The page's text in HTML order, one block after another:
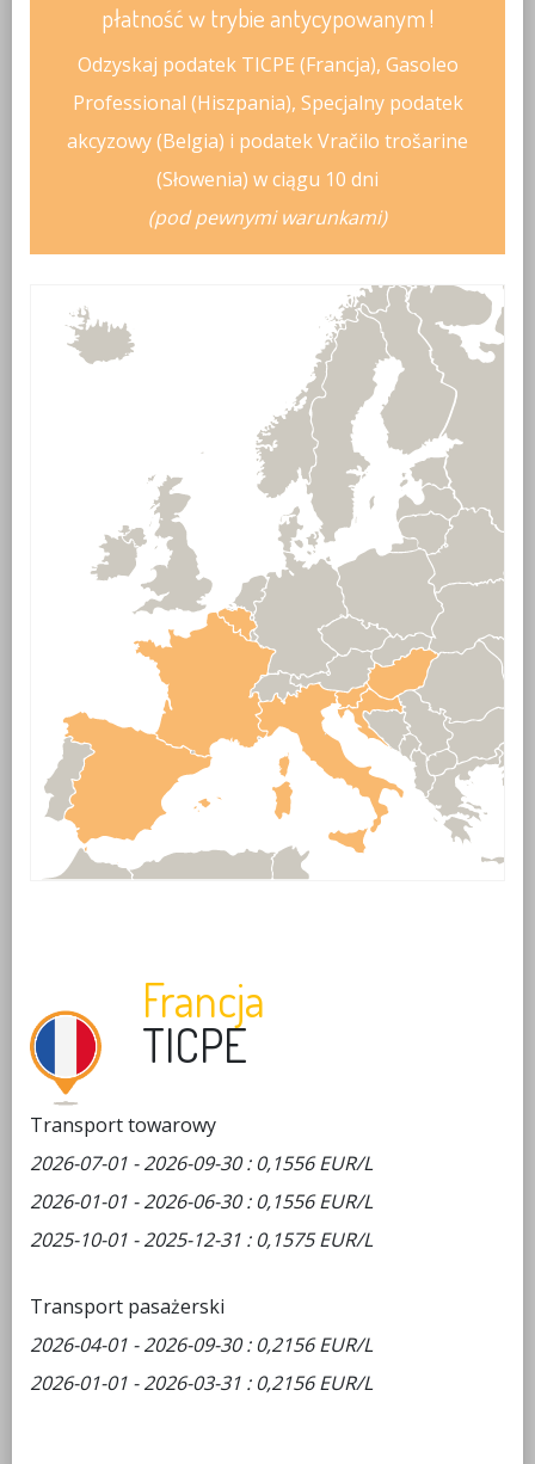
płatność w trybie antycypowanym !
Odzyskaj podatek TICPE (Francja), Gasoleo
Professional (Hiszpania), Specjalny podatek
akcyzowy (Belgia) i podatek Vračilo trošarine
(Słowenia) w ciągu 10 dni
(pod pewnymi warunkami)
Francja
TICPE
Transport towarowy
2026-07-01 - 2026-09-30 : 0,1556 EUR/L
2026-01-01 - 2026-06-30 : 0,1556 EUR/L
2025-10-01 - 2025-12-31 : 0,1575 EUR/L
Transport pasażerski
2026-04-01 - 2026-09-30 : 0,2156 EUR/L
2026-01-01 - 2026-03-31 : 0,2156 EUR/L